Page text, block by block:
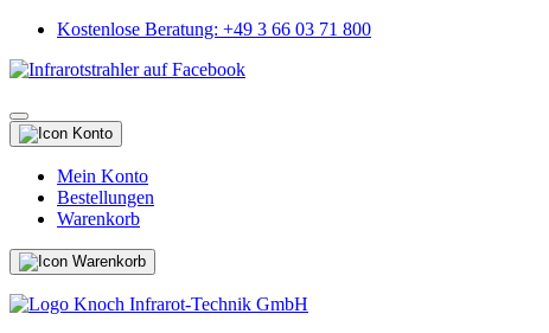
Kostenlose Beratung: +49 3 66 03 71 800
Mein Konto
Bestellungen
Warenkorb